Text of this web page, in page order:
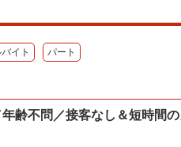
イト パート
齢不問／接客なし＆短時間